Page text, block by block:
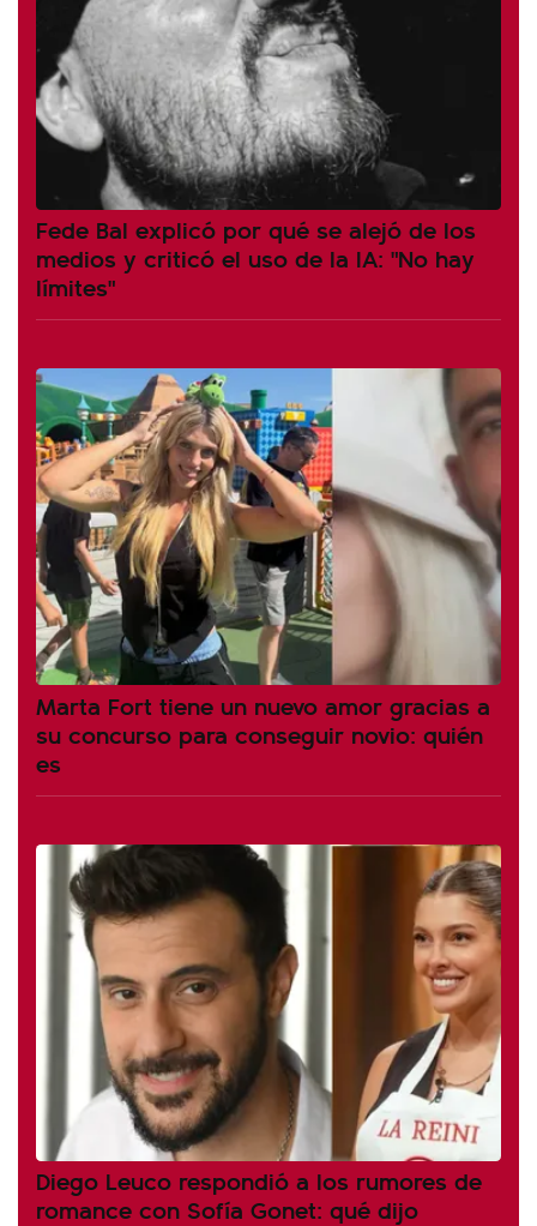
Fede Bal explicó por qué se alejó de los
medios y criticó el uso de la IA: "No hay
límites"
Marta Fort tiene un nuevo amor gracias a
su concurso para conseguir novio: quién
es
Diego Leuco respondió a los rumores de
romance con Sofía Gonet: qué dijo